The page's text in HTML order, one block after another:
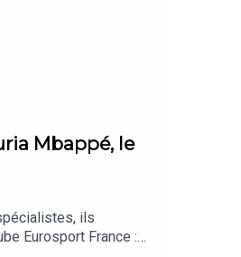
surtout pas prendre à
Mbappé, le
ils
Eurosport France :